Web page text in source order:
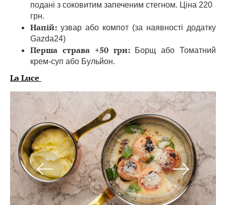
подані з соковитим запеченим стегном. Ціна 220
грн.
Напій: узвар або компот (за наявності додатку
Gazda24)
Перша страва +50 грн:
Борщ або Томатний
крем-суп або Бульйон.
La Luce